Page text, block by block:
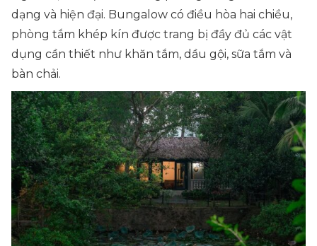
dạng và hiện đại. Bungalow có điều hòa hai chiều,
phòng tắm khép kín được trang bị đầy đủ các vật
dụng cần thiết như khăn tắm, dầu gội, sữa tắm và
bàn chải.